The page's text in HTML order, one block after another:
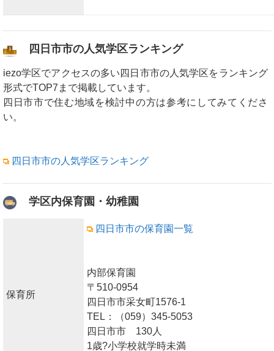
四日市市の人気学区ランキング
iezo学区でアクセスの多い四日市市の人気学区をランキング
形式でTOP7まで掲載しています。
四日市市で住む地域を検討中の方は参考にしてみてくださ
い。
四日市市の人気学区ランキング
学区内保育園・幼稚園
保育所
四日市市の保育園一覧
内部保育園
〒510-0954
四日市市采女町1576-1
TEL：（059）345-5053
四日市市 130人
1歳?小学校就学時未満